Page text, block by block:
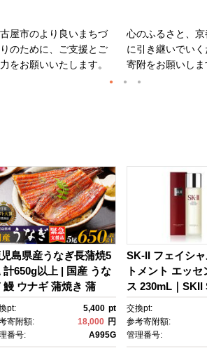
屋市のより良いまちづ
りのために、ご支援とご
をお願いいたします。
心のふるさと、
に引き継いでい
寄附をお願いしま
児島県産うなぎ長蒲焼5
計650g以上 | 国産 うな
鰻 ウナギ 蒲焼き 蒲
かばやき unagi うなぎ
焼 土用丑の日 土用の丑
丑の日 魚 魚介 魚
pt: 5,400 pt
寄附額:
18,000 円
番号:
A995G
SK-II フェイシ
トメント エッセ
ス 230mL｜SKII
2 SK エスケーツ
ーツ エスケｰ ピ
ンケア 化粧品 ｺ
交換pt:
参考寄附額:
管理番号: